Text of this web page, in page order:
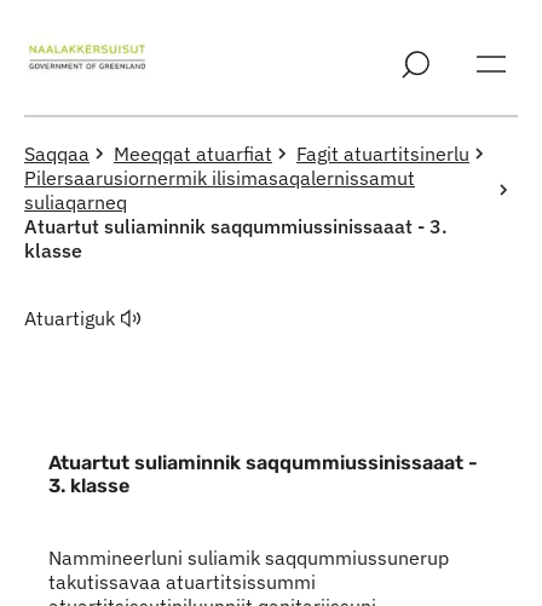
Saqqaa Meeqqat atuarfiat
Fagit atuartitsinerlu
Pilersaarusiornermik ilisimasaqalernissamut
suliaqarneq
Atuartut suliaminnik saqqummiussinissaaat - 3.
klasse
Atuartiguk
Atuartut suliaminnik saqqummiussinissaaat -
3. klasse
Indhold
Nammineerluni suliamik saqqummiussunerup
takutissavaa atuartitsissummi